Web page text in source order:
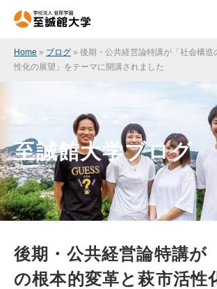
Home » ブログ » 後期・公共経営論特講が「社会構造
性化の展望」をテーマに開講されました
至誠館大学ブログ
後期・公共経営論特講が
の根本的変革と萩市活性